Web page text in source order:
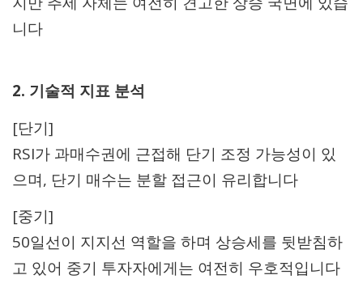
니다
2. 기술적 지표 분석
[단기]
RSI가 과매수권에 근접해 단기 조정 가능성이 있
으며, 단기 매수는 분할 접근이 유리합니다
[중기]
50일선이 지지선 역할을 하며 상승세를 뒷받침하
고 있어 중기 투자자에게는 여전히 우호적입니다